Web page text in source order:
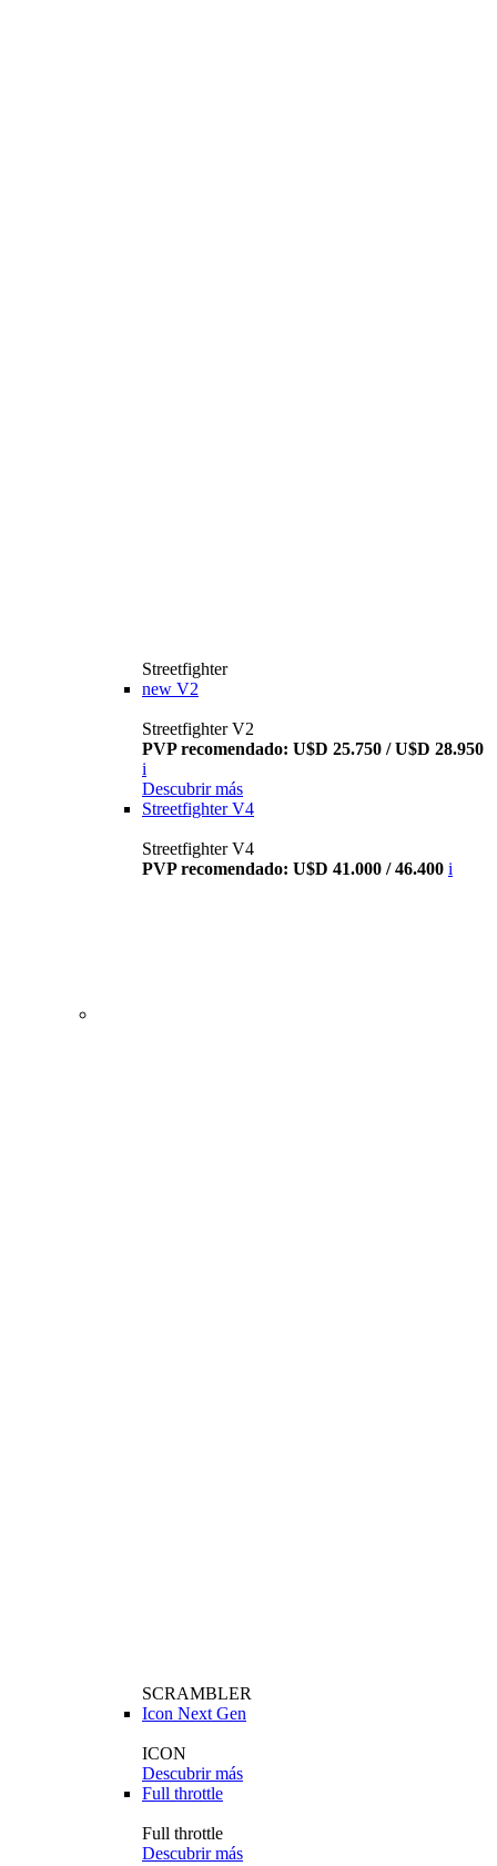
Streetfighter
new V2
Streetfighter V2
PVP recomendado: U$D 25.750 / U$D 28.950
i
Descubrir más
Streetfighter V4
Streetfighter V4
PVP recomendado: U$D 41.000 / 46.400 i
SCRAMBLER
Icon Next Gen
ICON
Descubrir más
Full throttle
Full throttle
Descubrir más